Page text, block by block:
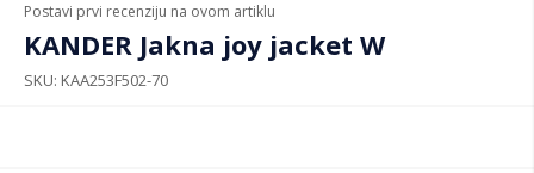
Postavi prvi recenziju na ovom artiklu
KANDER Jakna joy jacket W
SKU KAA253F502-70